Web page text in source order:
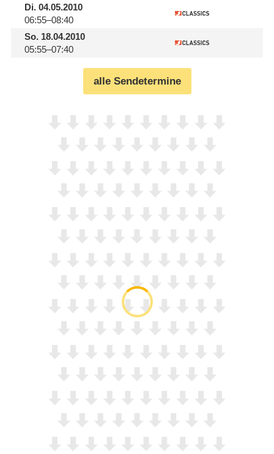
Di.04.05.2010
06:55–08:40
So.18.04.2010
05:55–07:40
alle Sendetermine